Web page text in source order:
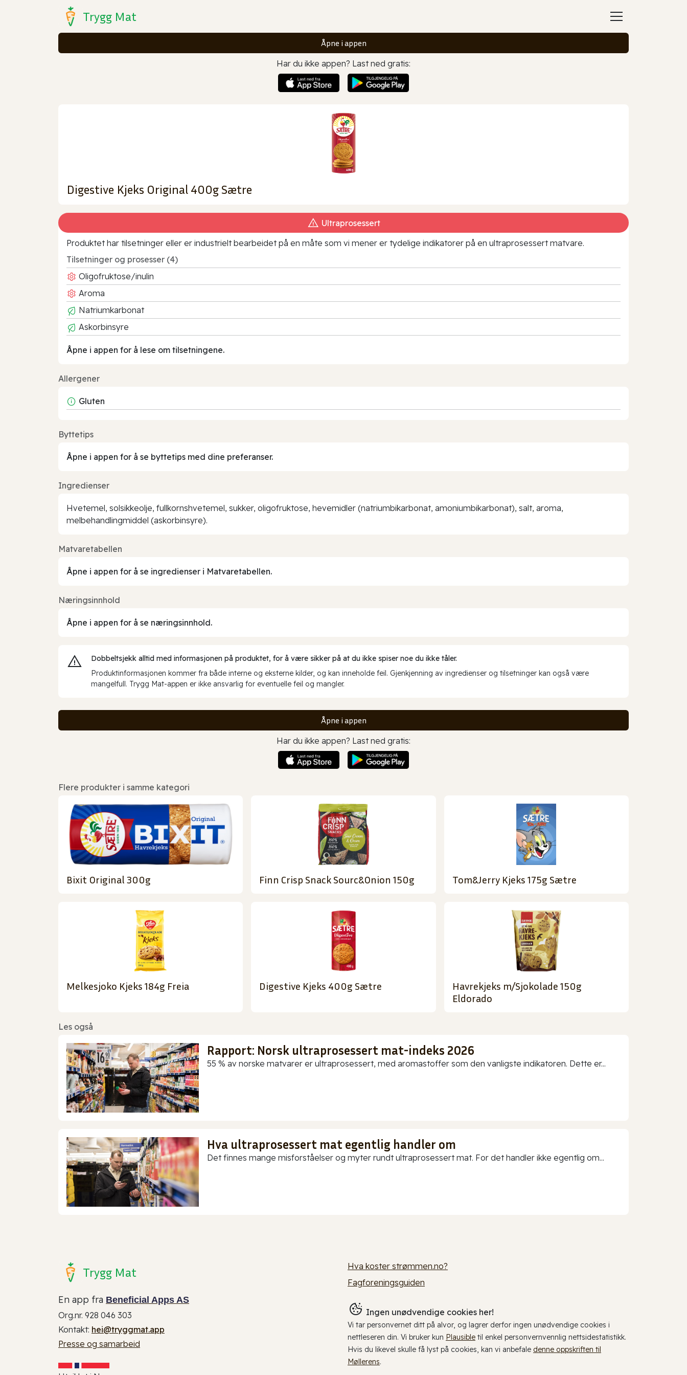
Trygg Mat
Åpne i appen
Har du ikke appen? Last ned gratis:
Digestive Kjeks Original 400g Sætre
Ultraprosessert
Produktet har tilsetninger eller er industrielt bearbeidet på en måte som vi mener er tydelige indikatorer på en ultraprosessert matvare.
Tilsetninger og prosesser (4)
Oligofruktose/inulin
Aroma
Natriumkarbonat
Askorbinsyre
Åpne i appen for å lese om tilsetningene.
Allergener
Gluten
Byttetips
Åpne i appen for å se byttetips med dine preferanser.
Ingredienser
Hvetemel, solsikkeolje, fullkornshvetemel, sukker, oligofruktose, hevemidler (natriumbikarbonat, amoniumbikarbonat), salt, aroma,
melbehandlingmiddel (askorbinsyre).
Matvaretabellen
Åpne i appen for å se ingredienser i Matvaretabellen.
Næringsinnhold
Åpne i appen for å se næringsinnhold.
Dobbeltsjekk alltid med informasjonen på produktet, for å være sikker på at du ikke spiser noe du ikke tåler.
Produktinformasjonen kommer fra både interne og eksterne kilder, og kan inneholde feil. Gjenkjenning av ingredienser og tilsetninger kan også være
mangelfull. Trygg Mat-appen er ikke ansvarlig for eventuelle feil og mangler.
Åpne i appen
Har du ikke appen? Last ned gratis:
Flere produkter i samme kategori
Bixit Original 300g Finn Crisp Snack Sourc&Onion 150g Tom&Jerry Kjeks 175g Sætre
Melkesjoko Kjeks 184g Freia Digestive Kjeks 400g Sætre
Havrekjeks m/Sjokolade 150g
Eldorado
Les også
Rapport: Norsk ultraprosessert mat-indeks 2026
55 % av norske matvarer er ultraprosessert, med aromastoffer som den vanligste indikatoren. Dette er...
Hva ultraprosessert mat egentlig handler om
Det finnes mange misforståelser og myter rundt ultraprosessert mat. For det handler ikke egentlig om...
Trygg Mat
En app fra Beneficial Apps AS
Org.nr. 928 046 303
Kontakt: hei@tryggmat.app
Presse og samarbeid
Hva koster strømmen.no?
Fagforeningsguiden
Ingen unødvendige cookies her!
Vi tar personvernet ditt på alvor, og lagrer derfor ingen unødvendige cookies i
nettleseren din. Vi bruker kun Plausible til enkel personvernvennlig nettsidestatistikk.
Hvis du likevel skulle få lyst på cookies, kan vi anbefale denne oppskriften til
Møllerens.